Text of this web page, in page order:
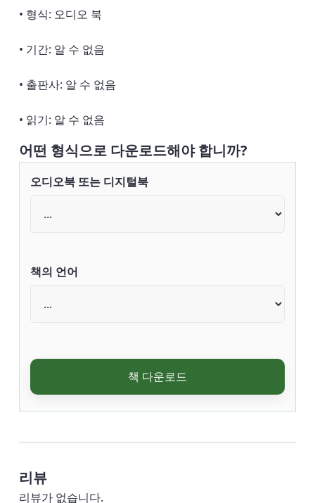
• 형식: 오디오 북
• 기간: 알 수 없음
• 출판사: 알 수 없음
• 읽기: 알 수 없음
어떤 형식으로 다운로드해야 합니까?
오디오북 또는 디지털북
책의 언어
책 다운로드
리뷰
리뷰가 없습니다.